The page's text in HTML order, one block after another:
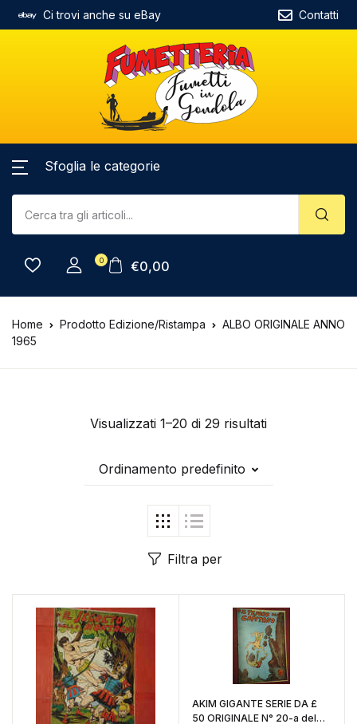
Ci trovi anche su eBay Contatti
Sfoglia le categorie
0 €0,00
Home Prodotto Edizione/Ristampa
ALBO ORIGINALE ANNO
1965
Visualizzati 1–20 di 29 risultati
Ordinamento predefinito
Filtra per
AKIM GIGANTE SERIE DA £
50 ORIGINALE N° 20-a del